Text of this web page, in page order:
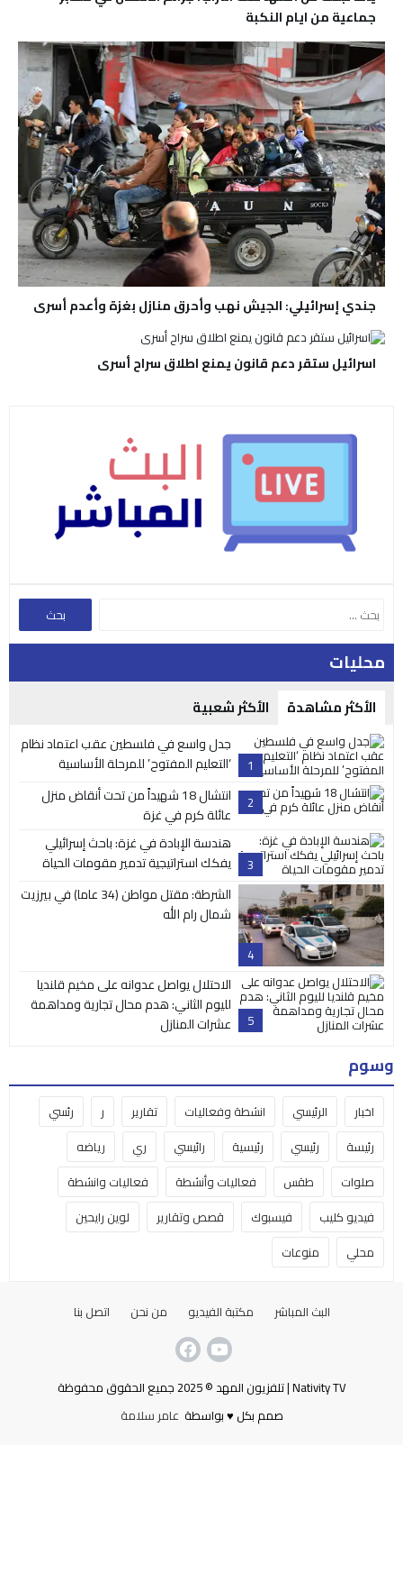
جماعية من ايام النكبة
جندي إسرائيلي: الجيش نهب وأحرق منازل بغزة وأعدم أسرى
اسرائيل ستقر دعم قانون يمنع اطلاق سراح أسرى
محليات
الأكثر مشاهدة الأكثر شعبية
1
جدل واسع في فلسطين عقب اعتماد نظام
‘التعليم المفتوح’ للمرحلة الأساسية
2
انتشال 18 شهيداً من تحت أنقاض منزل
عائلة كرم في غزة
3
هندسة الإبادة في غزة: باحث إسرائيلي
يفكك استراتيجية تدمير مقومات الحياة
4
الشرطة: مقتل مواطن (34 عاما) في بيرزيت
شمال رام الله
5
الاحتلال يواصل عدوانه على مخيم قلنديا
لليوم الثاني: هدم محال تجارية ومداهمة
عشرات المنازل
وسوم
اخبار الرئيسي انشطة وفعاليات تقارير ر
رئسي
رئيسة
رئيسي رئيسية رائيسي ري
رياضه
صلوات
طقس فعاليات وأنشطة
فعاليات وانشطة
فيديو كليب
فيسبوك قصص وتقارير
لوين رايحين
محلي
منوعات
البث المباشر مكتبة الفيديو من نحن اتصل بنا
Nativity TV | تلفزيون المهد © 2025 جميع الحقوق محفوظة
صمم بكل ♥ بواسطة عامر سلامة